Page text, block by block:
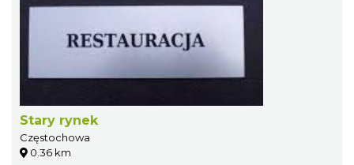
Stary rynek
Częstochowa
0.36 km